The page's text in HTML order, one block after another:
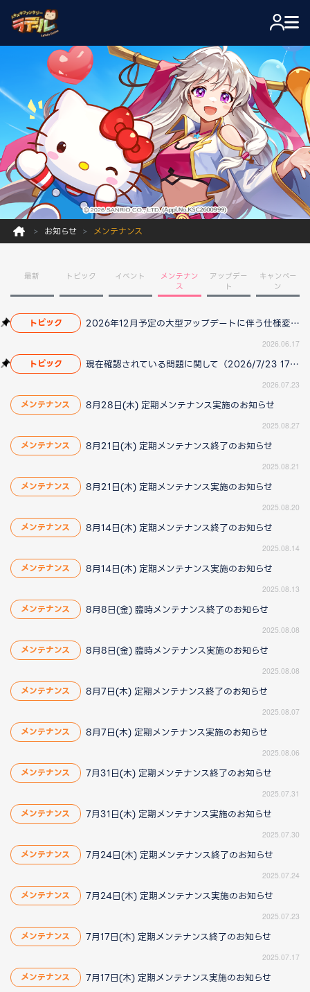
お知らせ メンテナンス
最新 トピック イベント
メンテナン
ス
アップデー
ト
キャンペー
ン
トピック 2026年12月予定の大型アップデートに伴う仕様変更のお知らせ
2026.06.17
トピック 現在確認されている問題に関して（2026/7/23 17:00更新）
2026.07.23
メンテナンス 8月28日(木) 定期メンテナンス実施のお知らせ
2025.08.27
メンテナンス 8月21日(木) 定期メンテナンス終了のお知らせ
2025.08.21
メンテナンス 8月21日(木) 定期メンテナンス実施のお知らせ
2025.08.20
メンテナンス 8月14日(木) 定期メンテナンス終了のお知らせ
2025.08.14
メンテナンス 8月14日(木) 定期メンテナンス実施のお知らせ
2025.08.13
メンテナンス 8月8日(金) 臨時メンテナンス終了のお知らせ
2025.08.08
メンテナンス 8月8日(金) 臨時メンテナンス実施のお知らせ
2025.08.08
メンテナンス 8月7日(木) 定期メンテナンス終了のお知らせ
2025.08.07
メンテナンス 8月7日(木) 定期メンテナンス実施のお知らせ
2025.08.06
メンテナンス 7月31日(木) 定期メンテナンス終了のお知らせ
2025.07.31
メンテナンス 7月31日(木) 定期メンテナンス実施のお知らせ
2025.07.30
メンテナンス 7月24日(木) 定期メンテナンス終了のお知らせ
2025.07.24
メンテナンス 7月24日(木) 定期メンテナンス実施のお知らせ
2025.07.23
メンテナンス 7月17日(木) 定期メンテナンス終了のお知らせ
2025.07.17
メンテナンス 7月17日(木) 定期メンテナンス実施のお知らせ